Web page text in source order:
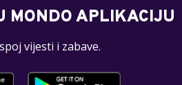
MONDO APLIKACIJU
vijesti i zabave.